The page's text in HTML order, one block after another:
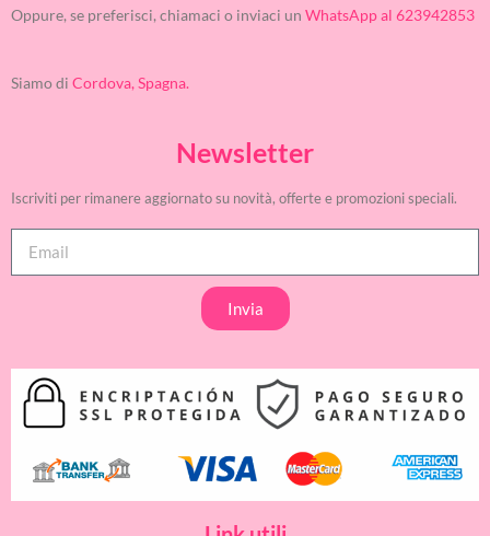
Oppure, se preferisci, chiamaci o inviaci un WhatsApp al 623942853
Siamo di Cordova, Spagna.
Newsletter
Iscriviti per rimanere aggiornato su novità, offerte e promozioni speciali.
Invia